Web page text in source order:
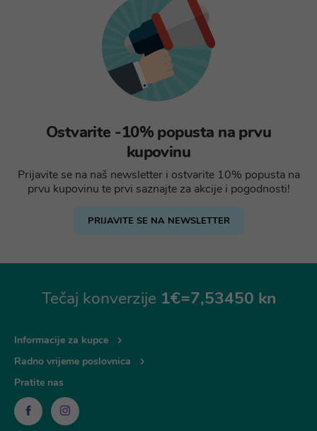
Ostvarite -10% popusta na prvu
kupovinu
Prijavite se na naš newsletter i ostvarite 10% popusta na
prvu kupovinu te prvi saznajte za akcije i pogodnosti!
PRIJAVITE SE NA NEWSLETTER
Tečaj konverzije 1€=7,53450 kn
Informacije za kupce
Radno vrijeme poslovnica
Pratite nas